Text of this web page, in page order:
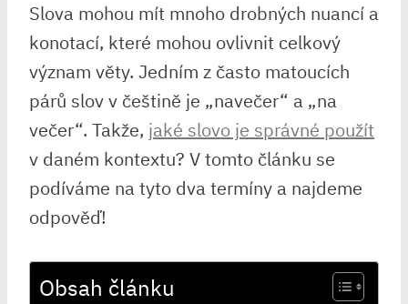
Slova mohou⁤ mít mnoho drobných⁤ nuancí a
konotací, které mohou ovlivnit celkový
význam věty. Jedním ⁢z často matoucích
párů slov v češtině je „navečer“ a „na
večer“. Takže, jaké slovo je správné použít
v daném kontextu? V tomto‌ článku se
podíváme na tyto ⁢dva termíny a najdeme
odpověď!
Obsah článku